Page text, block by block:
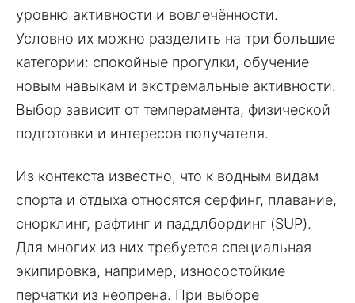
уровню активности и вовлечённости.
Условно их можно разделить на три большие
категории: спокойные прогулки, обучение
новым навыкам и экстремальные активности.
Выбор зависит от темперамента, физической
подготовки и интересов получателя.
Из контекста известно, что к водным видам
спорта и отдыха относятся серфинг, плавание,
снорклинг, рафтинг и паддлбординг (SUP).
Для многих из них требуется специальная
экипировка, например, износостойкие
перчатки из неопрена. При выборе